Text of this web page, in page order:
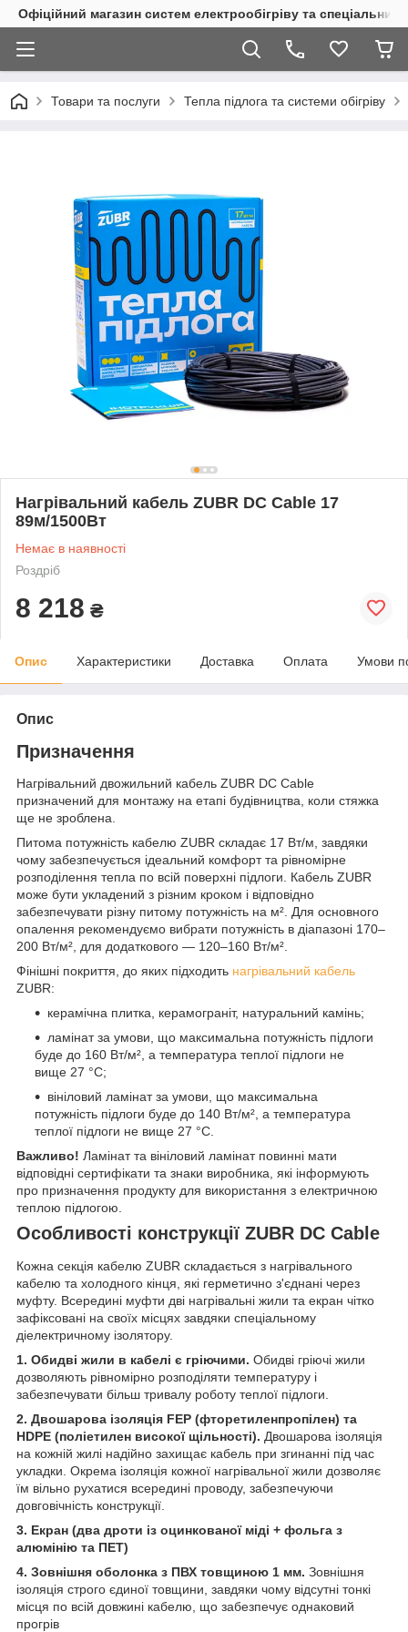
Офіційний магазин систем електрообігріву та спеціальних
Товари та послуги Тепла підлога та системи обігріву
Нагрівальний кабель ZUBR DC Cable 17
89м/1500Вт
Немає в наявності
Роздріб
8 218 ₴
Опис Характеристики Доставка Оплата Умови
Опис
Призначення
Нагрівальний двожильний кабель ZUBR DC Cable
призначений для монтажу на етапі будівництва, коли стяжка
ще не зроблена.
Питома потужність кабелю ZUBR складає 17 Вт/м, завдяки
чому забезпечується ідеальний комфорт та рівномірне
розподілення тепла по всій поверхні підлоги. Кабель ZUBR
може бути укладений з різним кроком і відповідно
забезпечувати різну питому потужність на м². Для основного
опалення рекомендуємо вибрати потужність в діапазоні 170–
200 Вт/м², для додаткового — 120–160 Вт/м².
Фінішні покриття, до яких підходить нагрівальний кабель
ZUBR:
керамічна плитка, керамограніт, натуральний камінь;
ламінат за умови, що максимальна потужність підлоги
буде до 160 Вт/м², а температура теплої підлоги не
вище 27 °C;
вініловий ламінат за умови, що максимальна
потужність підлоги буде до 140 Вт/м², а температура
теплої підлоги не вище 27 °C.
Важливо! Ламінат та вініловий ламінат повинні мати
відповідні сертифікати та знаки виробника, які інформують
про призначення продукту для використання з електричною
теплою підлогою.
Особливості конструкції ZUBR DC Cable
Кожна секція кабелю ZUBR складається з нагрівального
кабелю та холодного кінця, які герметично з'єднані через
муфту. Всередині муфти дві нагрівальні жили та екран чітко
зафіксовані на своїх місцях завдяки спеціальному
діелектричному ізолятору.
1. Обидві жили в кабелі є гріючими. Обидві гріючі жили
дозволяють рівномірно розподіляти температуру і
забезпечувати більш тривалу роботу теплої підлоги.
2. Двошарова ізоляція FEP (фторетиленпропілен) та
HDPE (поліетилен високої щільності). Двошарова ізоляція
на кожній жилі надійно захищає кабель при згинанні під час
укладки. Окрема ізоляція кожної нагрівальної жили дозволяє
їм вільно рухатися всередині проводу, забезпечуючи
довговічність конструкції.
3. Екран (два дроти із оцинкованої міді + фольга з
алюмінію та ПЕТ)
4. Зовнішня оболонка з ПВХ товщиною 1 мм. Зовнішня
ізоляція строго єдиної товщини, завдяки чому відсутні тонкі
місця по всій довжині кабелю, що забезпечує однаковий
прогрів